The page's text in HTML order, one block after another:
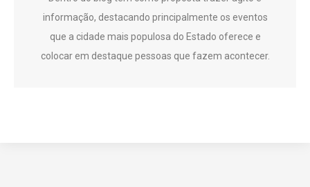
informação, destacando principalmente os eventos
que a cidade mais populosa do Estado oferece e
colocar em destaque pessoas que fazem acontecer.